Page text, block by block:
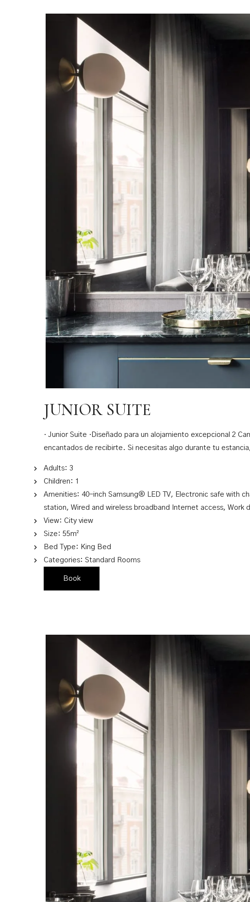
JUNIOR SUITE
· Junior Suite ·Diseñado para un alojamiento excepcional 2
encantados de recibirte. Si necesitas algo durante tu
Adults: 3
Children: 1
Amenities: 40-inch Samsung® LED TV, Electronic safe with
station, Wired and wireless broadband Internet access, Work
View: City view
Size: 55m²
Bed Type: King Bed
Categories: Standard Rooms
Book